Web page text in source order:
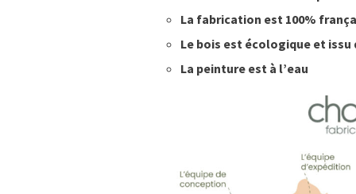
La fabrication est 100%
Le bois est écologique et
La peinture est à l’eau